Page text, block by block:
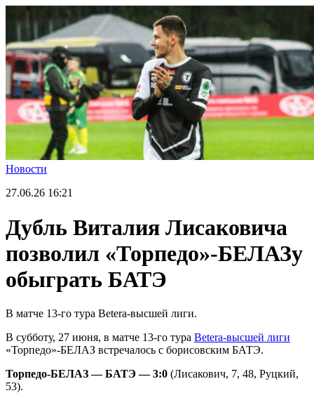
Новости
27.06.26 16:21
Дубль Виталия Лисаковича
позволил «Торпедо»-БЕЛАЗу
обыграть БАТЭ
В матче 13-го тура Betera-высшей лиги.
В субботу, 27 июня, в матче 13-го тура Betera-высшей лиги
«Торпедо»-БЕЛАЗ встречалось с борисовским БАТЭ.
Торпедо-БЕЛАЗ — БАТЭ — 3:0 (Лисакович, 7, 48, Руцкий,
53).